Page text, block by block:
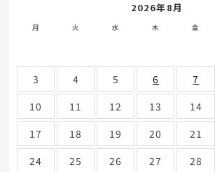
2026年8月
月 火 水 木 金
3
4 5 6 7
10
11 12 13 14
17
18 19 20 21
24
25 26 27 28